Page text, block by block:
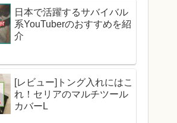
日本で活躍するサバイバル
系YouTuberのおすすめを紹
介
[レビュー]トング入れにはこ
れ！セリアのマルチツール
カバーL